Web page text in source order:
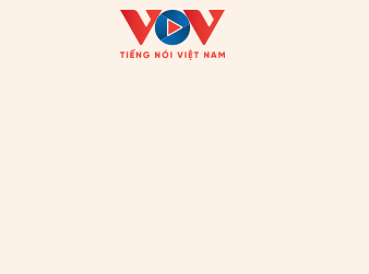
Đôi bạn văn chương
Hành trình sáng tạo